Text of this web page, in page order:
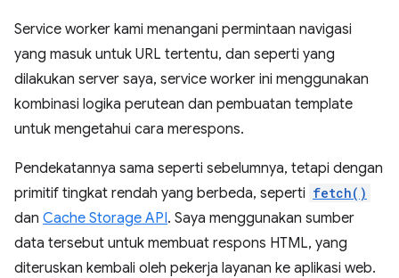
Service worker kami menangani permintaan navigasi
yang masuk untuk URL tertentu, dan seperti yang
dilakukan server saya, service worker ini menggunakan
kombinasi logika perutean dan pembuatan template
untuk mengetahui cara merespons.
Pendekatannya sama seperti sebelumnya, tetapi dengan
primitif tingkat rendah yang berbeda, seperti fetch()
dan Cache Storage API. Saya menggunakan sumber
data tersebut untuk membuat respons HTML, yang
diteruskan kembali oleh pekerja layanan ke aplikasi web.